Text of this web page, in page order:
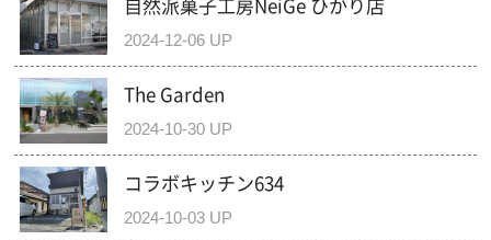
2024-12-06 UP
The Garden
2024-10-30 UP
コラボキッチン634
2024-10-03 UP